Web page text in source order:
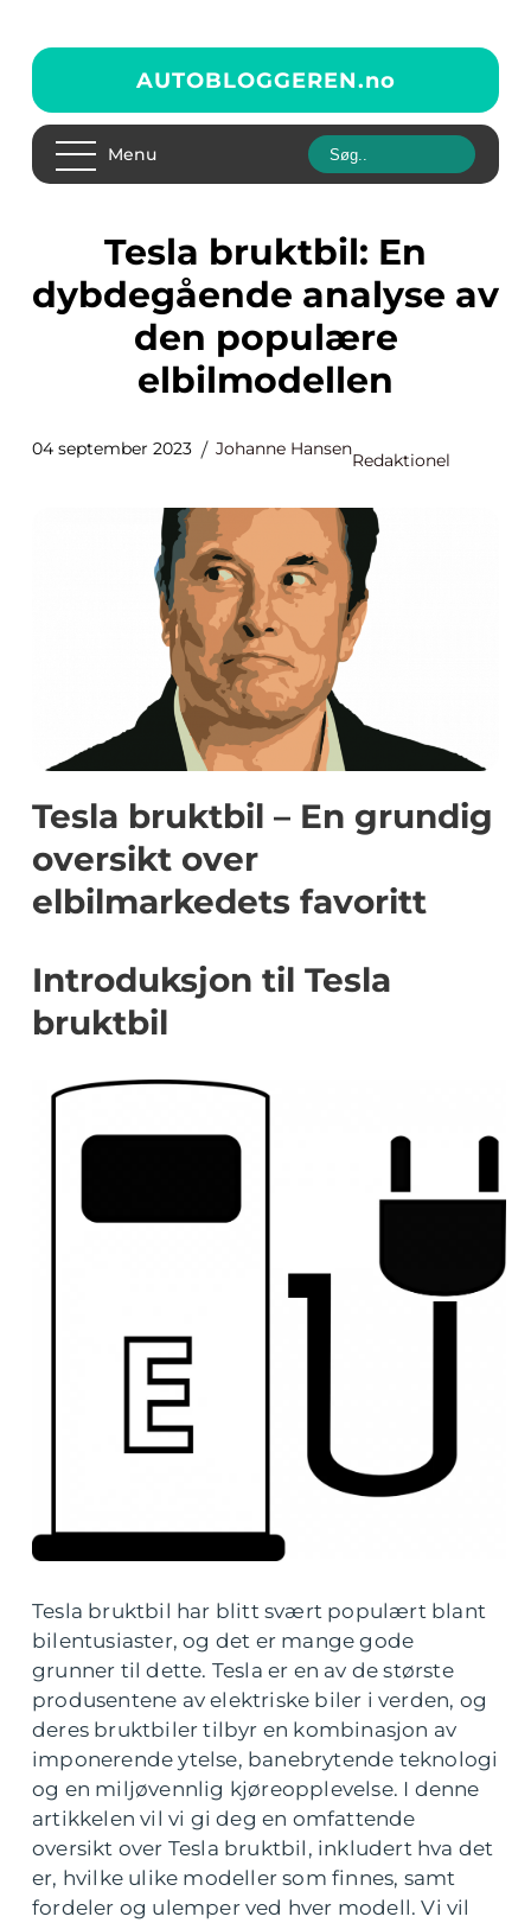
AUTOBLOGGEREN.no
Menu
Tesla bruktbil: En
dybdegående analyse av
den populære
elbilmodellen
04 september 2023 Johanne Hansen
Redaktionel
Tesla bruktbil – En grundig
oversikt over
elbilmarkedets favoritt
Introduksjon til Tesla
bruktbil
Tesla bruktbil har blitt svært populært blant
bilentusiaster, og det er mange gode
grunner til dette. Tesla er en av de største
produsentene av elektriske biler i verden, og
deres bruktbiler tilbyr en kombinasjon av
imponerende ytelse, banebrytende teknologi
og en miljøvennlig kjøreopplevelse. I denne
artikkelen vil vi gi deg en omfattende
oversikt over Tesla bruktbil, inkludert hva det
er, hvilke ulike modeller som finnes, samt
fordeler og ulemper ved hver modell. Vi vil